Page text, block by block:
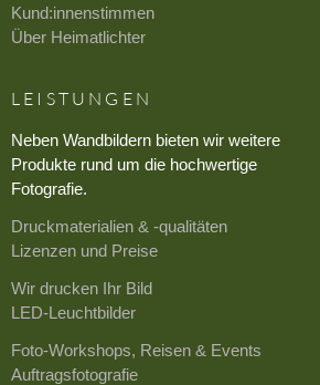
Kund:innenstimmen
Über Heimatlichter
LEISTUNGEN
Neben Wandbildern bieten wir weitere
Produkte rund um die hochwertige
Fotografie.
Druckmaterialien & -qualitäten
Lizenzen und Preise
Wir drucken Ihr Bild
LED-Leuchtbilder
Foto-Workshops, Reisen & Events
Auftragsfotografie